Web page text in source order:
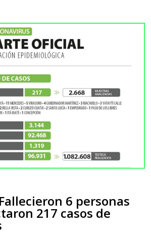
6 personas
217 casos de